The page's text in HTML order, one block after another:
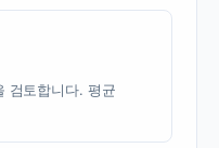
검토합니다. 평균